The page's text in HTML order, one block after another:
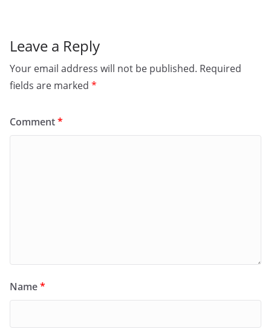
Leave a Reply
Your email address will not be published. Required
fields are marked *
Comment*
Name*